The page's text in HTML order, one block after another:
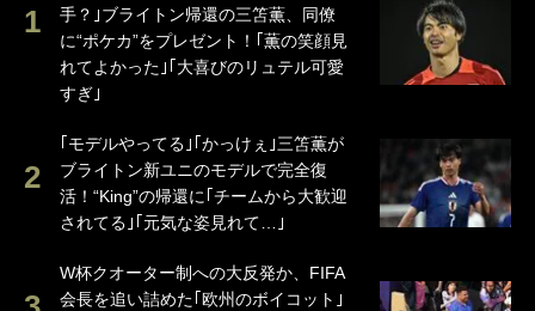
手？｣ブライトン帰還の三笘薫、同僚
に“ポケカ”をプレゼント！｢薫の笑顔見
れてよかった｣｢大喜びのリュテル可愛
すぎ｣
｢モデルやってる｣｢かっけぇ｣三笘薫が
ブライトン新ユニのモデルで完全復
活！“King”の帰還に｢チームから大歓迎
されてる｣｢元気な姿見れて…｣
W杯クオーター制への大反発か、FIFA
会長を追い詰めた｢欧州のボイコット｣